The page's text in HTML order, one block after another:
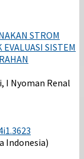
STROM
SISTEM
I Nyoman Renal
Indonesia)